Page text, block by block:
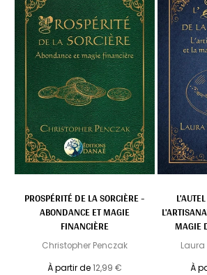
PROSPÉRITÉ DE LA SORCIÈRE -
ABONDANCE ET MAGIE
FINANCIÈRE
Christopher Penczak
À partir de12,99 €
MAGIE
Laura
À